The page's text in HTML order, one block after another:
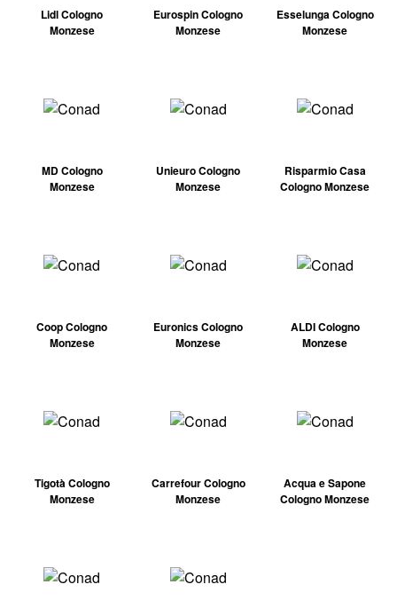
Lidl Cologno
Monzese
Eurospin Cologno
Monzese
Esselunga Cologno
Monzese
MD Cologno
Monzese
Unieuro Cologno
Monzese
Risparmio Casa
Cologno Monzese
Coop Cologno
Monzese
Euronics Cologno
Monzese
ALDI Cologno
Monzese
Tigotà Cologno
Monzese
Carrefour Cologno
Monzese
Acqua e Sapone
Cologno Monzese